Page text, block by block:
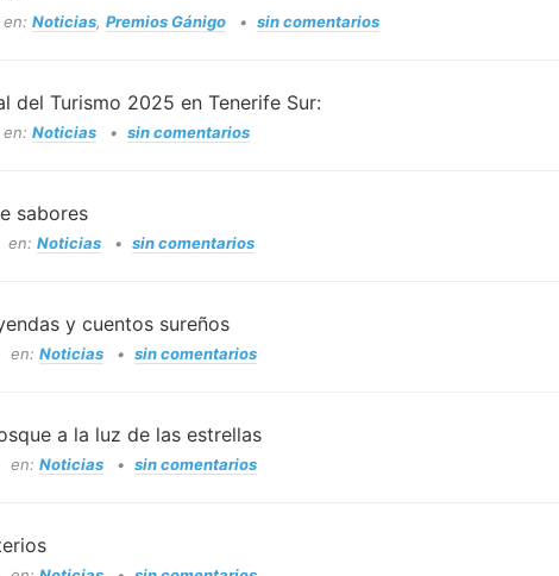
en: Noticias, Premios Gánigo sin comentarios
del Turismo 2025 en Tenerife Sur:
en: Noticias sin comentarios
sabores
en: Noticias sin comentarios
y cuentos sureños
en: Noticias sin comentarios
a la luz de las estrellas
en: Noticias sin comentarios